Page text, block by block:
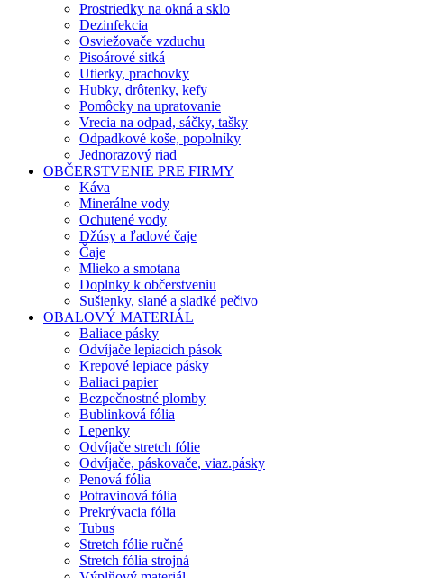
Prostriedky na okná a sklo
Dezinfekcia
Osviežovače vzduchu
Pisoárové sitká
Utierky, prachovky
Hubky, drôtenky, kefy
Pomôcky na upratovanie
Vrecia na odpad, sáčky, tašky
Odpadkové koše, popolníky
Jednorazový riad
OBČERSTVENIE PRE FIRMY
Káva
Minerálne vody
Ochutené vody
Džúsy a ľadové čaje
Čaje
Mlieko a smotana
Doplnky k občerstveniu
Sušienky, slané a sladké pečivo
OBALOVÝ MATERIÁL
Baliace pásky
Odvíjače lepiacich pások
Krepové lepiace pásky
Baliaci papier
Bezpečnostné plomby
Bublinková fólia
Lepenky
Odvíjače stretch fólie
Odvíjače, páskovače, viaz.pásky
Penová fólia
Potravinová fólia
Prekrývacia fólia
Tubus
Stretch fólie ručné
Stretch fólia strojná